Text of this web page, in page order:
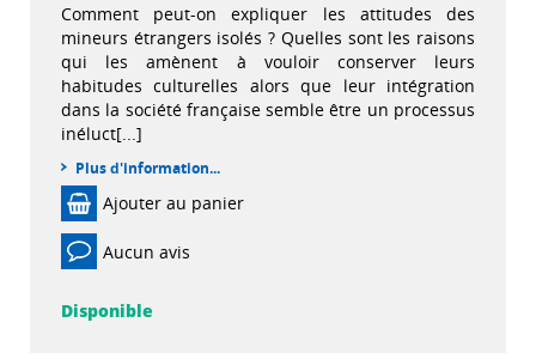
Comment peut-on expliquer les attitudes des
mineurs étrangers isolés ? Quelles sont les raisons
qui les amènent à vouloir conserver leurs
habitudes culturelles alors que leur intégration
dans la société française semble être un processus
inéluct[...]
Plus d'information...
Ajouter au panier
Aucun avis
Disponible